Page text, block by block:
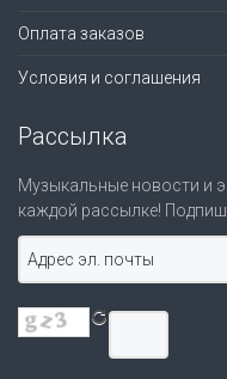
Оплата заказов
Условия и соглашения
Рассылка
Музыкальные новости и
каждой рассылке!